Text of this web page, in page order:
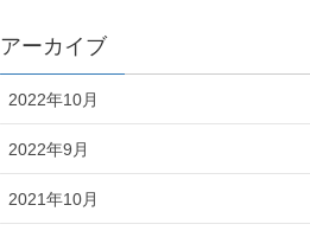
アーカイブ
2022年10月
2022年9月
2021年10月